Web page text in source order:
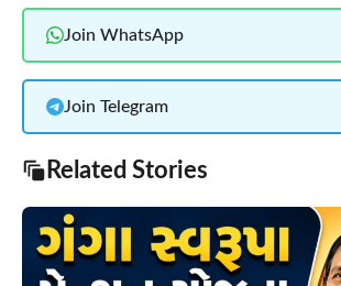
Join WhatsApp
Join Telegram
Related Stories